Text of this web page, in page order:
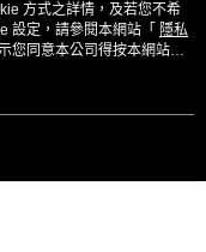
方式之詳情，及若您不希
設定，請參閱本網站「 隱私
您同意本公司得按本網站使